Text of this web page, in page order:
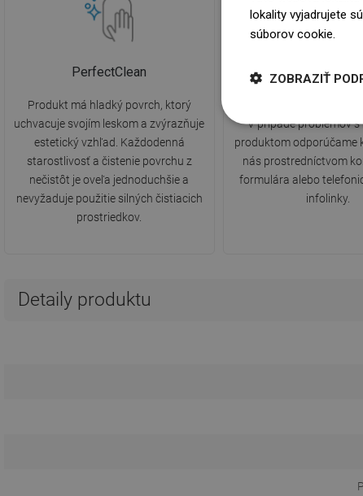
PerfectClean
Produkt má hladký povrch, ktorý
uchvacuje svojím leskom a zvýrazňuje
estetický vzhľad. Každodenná
starostlivosť a čistenie povrchu z
nečistôt je oveľa jednoduchšie a
nevyžaduje použitie silných čistiacich
prostriedkov.
2 roky
V prípade problémov
produktom odporúčame
nás prostredníctvom
formulára alebo
infolinky.
Detaily produktu
lokality vyjadrujete
súborov cookie.
ZOBRAZIŤ